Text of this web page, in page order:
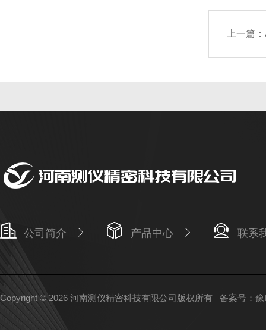
上一篇：
公司简介 产品中心 联系
Copyright © 2026 河南测仪精密科技有限公司版权所有 备案号：